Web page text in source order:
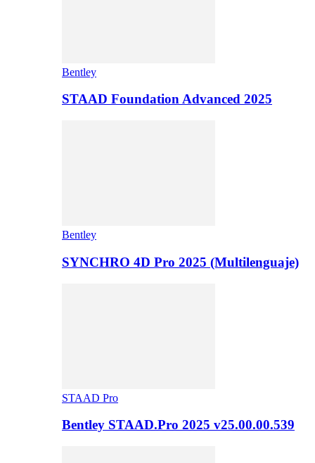
Bentley
STAAD Foundation Advanced 2025
Bentley
SYNCHRO 4D Pro 2025 (Multilenguaje)
STAAD Pro
Bentley STAAD.Pro 2025 v25.00.00.539